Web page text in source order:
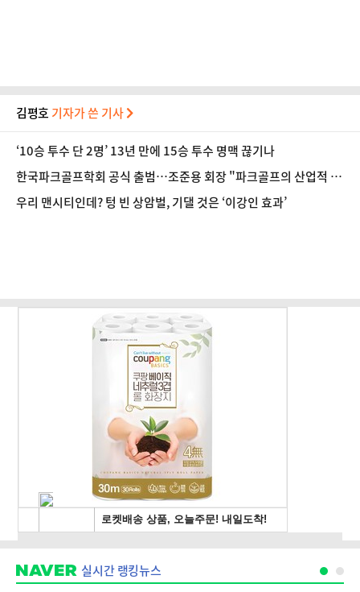
김평호 기자가 쓴 기사
‘10승 투수 단 2명’ 13년 만에 15승 투수 명맥 끊기나
한국파크골프학회 공식 출범…조준용 회장 "파크골프의 산업적 성
장 돕겠다"
우리 맨시티인데? 텅 빈 상암벌, 기댈 것은 ‘이강인 효과’
실시간 랭킹뉴스